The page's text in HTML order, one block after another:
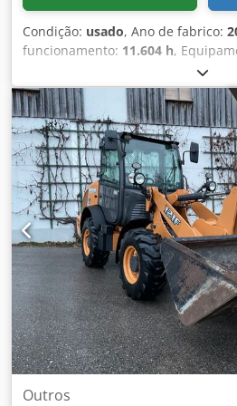
Condição: usado, Ano de fabrico:
funcionamento: 11.604 h,
ligar Csdpskq Amfefx Alforf
· WhatsApp) * Case 921F pá
Aquecimento / Ar condicionado *
de chassis: FNH921F1NGHE12139
19.680 kg * Peso bruto: 21.600 kg
unidades disponíveis * Preço sob
informações sem garantia
Outros